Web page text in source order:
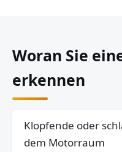
Woran Sie
erkennen
Klopfende oder
dem Motorraum